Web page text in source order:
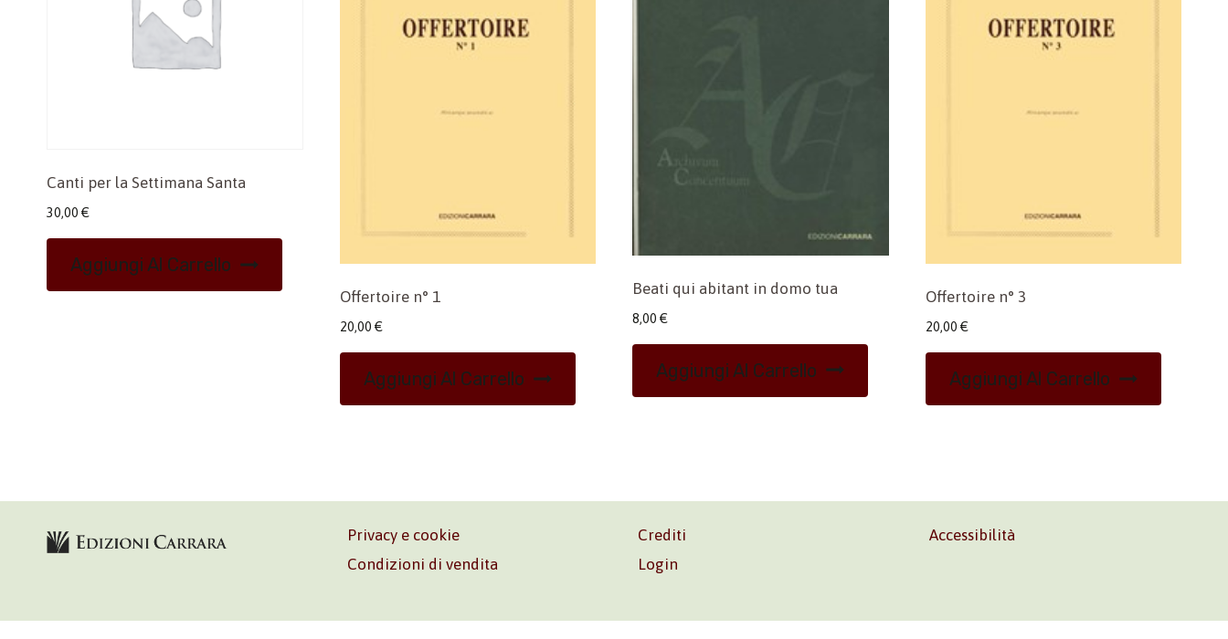
Canti per la Settimana Santa
30,00 €
Aggiungi Al Carrello
Offertoire n° 1
20,00 €
Aggiungi Al Carrello
Beati qui abitant in domo tua
8,00 €
Aggiungi Al Carrello
Offertoire n° 3
20,00 €
Aggiungi Al Carrello
Privacy e cookie
Condizioni di vendita
Crediti
Login
Accessibilità